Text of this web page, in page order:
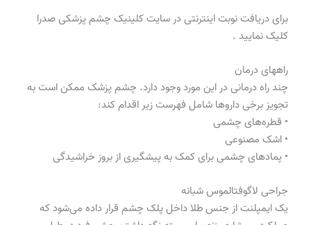
برای دریافت نوبت اینترنتی در سایت کلینیک چشم پزشکی صدرا
کلیک نمایید .
راههای درمان
چند راه درمانی در این مورد وجود دارد. چشم پزشک ممکن است به
تجویز برخی داروها شامل فهرست زیر اقدام کند:
• قطره‌های چشمی
• اشک مصنوعی
• پمادهای چشمی برای کمک به پیشگیری از بروز خراشیدگی
جراحی لاگوفتالموس شبانه
یک ایمپلنت از جنس طلا داخل پلک چشم قرار داده می‌شود که